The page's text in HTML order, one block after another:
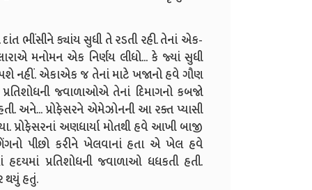
ભીંસીને ક્યાંય સુધી તે રડતી રહી. તેનાં એક-
મનોમન એક નિર્ણય લીધો... કે જ્યાં સુધી
નહીં. એકાએક જ તેનાં માટે ખજાનો હવે ગૌણ
જ્વાળાઓએ તેનાં દિમાગનો કબજો
અને... પ્રોફેસરને એમેઝોનની આ રક્ત પ્યાસી
અણધાર્યા મોતથી હવે આખી બાજી
પીછો કરીને ખેલવાનાં હતા એ ખેલ હવે
પ્રતિશોધની જ્વાળાઓ ધધકતી હતી.
થયું હતું.